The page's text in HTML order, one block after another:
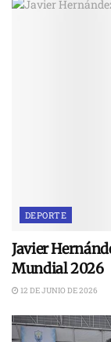
DEPORTE
Javier
Mundial 2026
12 DE JUNIO DE 2026